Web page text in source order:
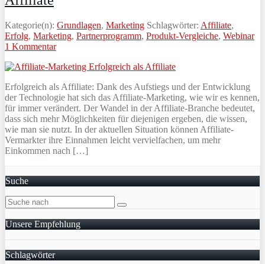
Kategorie(n): Grundlagen, Marketing Schlagwörter: Affiliate,
Erfolg, Marketing, Partnerprogramm, Produkt-Vergleiche, Webinar
1 Kommentar
Erfolgreich als Affiliate: Dank des Aufstiegs und der Entwicklung
der Technologie hat sich das Affiliate-Marketing, wie wir es kennen,
für immer verändert. Der Wandel in der Affiliate-Branche bedeutet,
dass sich mehr Möglichkeiten für diejenigen ergeben, die wissen,
wie man sie nutzt. In der aktuellen Situation können Affiliate-
Vermarkter ihre Einnahmen leicht vervielfachen, um mehr
Einkommen nach […]
Suche
Unsere Empfehlung
Schlagwörter